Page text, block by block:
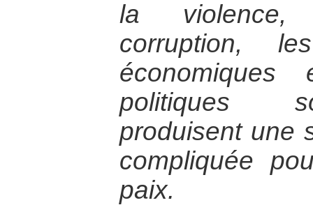
la violence,
corruption,
politiques
produisent une
compliquée
paix.